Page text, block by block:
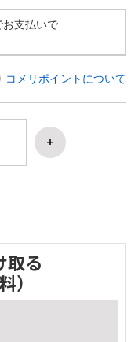
お支払いで
コメリポイントについて
取る
）